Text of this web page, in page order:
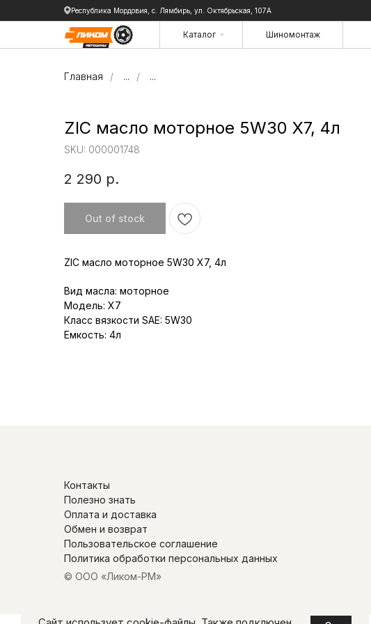
Республика Мордовия, с. Лямбирь, ул. Октябрьская, 107А
Шиномонтаж
Каталог
Шиномонтаж
Каталог
Главная / ... / ...
ZIC масло моторное 5W30 X7, 4л
SKU: 000001748
2 290 р.
Out of stock
ZIC масло моторное 5W30 X7, 4л
Вид масла: моторное
Модель: X7
Класс вязкости SAE: 5W30
Емкость: 4л
Контакты
Полезно знать
Оплата и доставка
Обмен и возврат
Пользовательское соглашение
Политика обработки персональных данных
© ООО «Ликом-РМ»